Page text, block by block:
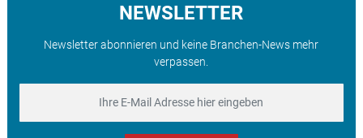
NEWSLETTER
Newsletter abonnieren und keine Branchen-News mehr
verpassen.